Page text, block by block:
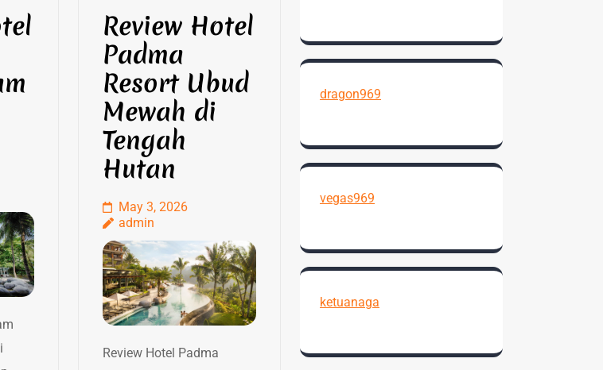
Review Hotel
Padma
Resort Ubud
Mewah di
Tengah
Hutan
May 3, 2026
admin
Review Hotel Padma
dragon969
vegas969
ketuanaga